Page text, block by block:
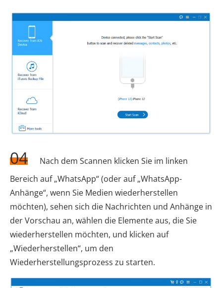
04
Nach dem Scannen klicken Sie im linken
Bereich auf „WhatsApp“ (oder auf „WhatsApp-
Anhänge“, wenn Sie Medien wiederherstellen
möchten), sehen sich die Nachrichten und Anhänge in
der Vorschau an, wählen die Elemente aus, die Sie
wiederherstellen möchten, und klicken auf
„Wiederherstellen“, um den
Wiederherstellungsprozess zu starten.